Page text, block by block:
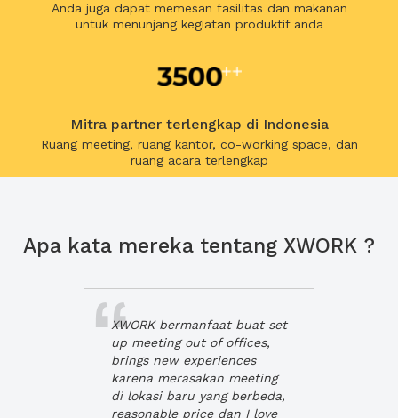
Anda juga dapat memesan fasilitas dan makanan
untuk menunjang kegiatan produktif anda
Mitra partner terlengkap di Indonesia
Ruang meeting, ruang kantor, co-working space, dan
ruang acara terlengkap
Apa kata mereka tentang XWORK ?
XWORK bermanfaat buat set
up meeting out of offices,
brings new experiences
karena merasakan meeting
di lokasi baru yang berbeda,
reasonable price dan I love